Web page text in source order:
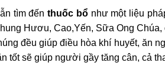
tìm đến thuốc bổnhư một liệu
Hươu, Cao,Yến, Sữa Ong
đều giúp điều hòa khí huyết, ăn
sẽ giúp người gầy tăng cân, cả